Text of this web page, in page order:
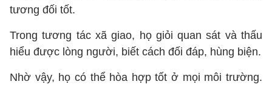
tương đối tốt.
Trong tương tác xã giao, họ giỏi quan sát và thấu
hiểu được lòng người, biết cách đối đáp, hùng biện.
Nhờ vậy, họ có thể hòa hợp tốt ở mọi môi trường.